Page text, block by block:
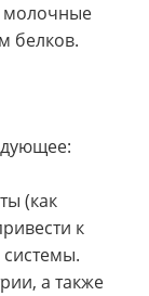
молочные
белков.
(как
к
а также